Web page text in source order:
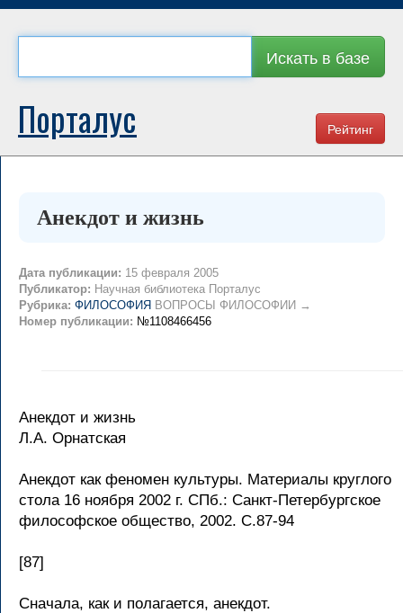
Искать в базе
Рейтинг
Порталус
Анекдот и жизнь
Дата публикации: 15 февраля 2005
Публикатор: Научная библиотека Порталус
Рубрика: ФИЛОСОФИЯ ВОПРОСЫ ФИЛОСОФИИ →
Номер публикации: №1108466456
Анекдот и жизнь
Л.А. Орнатская
Анекдот как феномен культуры. Материалы круглого
стола 16 ноября 2002 г. СПб.: Санкт-Петербургское
философское общество, 2002. С.87-94
[87]
Сначала, как и полагается, анекдот.